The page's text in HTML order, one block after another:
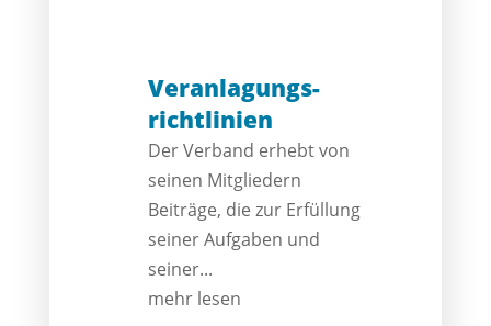
Veranlagungs­
richtlinien
Der Verband erhebt von
seinen Mitgliedern
Beiträge, die zur Erfüllung
seiner Aufgaben und
seiner...
mehr lesen